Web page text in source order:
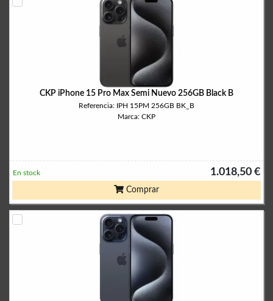
CKP iPhone 15 Pro Max Semi Nuevo 256GB Black B
Referencia: IPH 15PM 256GB BK_B
Marca: CKP
1.018,50 €
En stock
Comprar